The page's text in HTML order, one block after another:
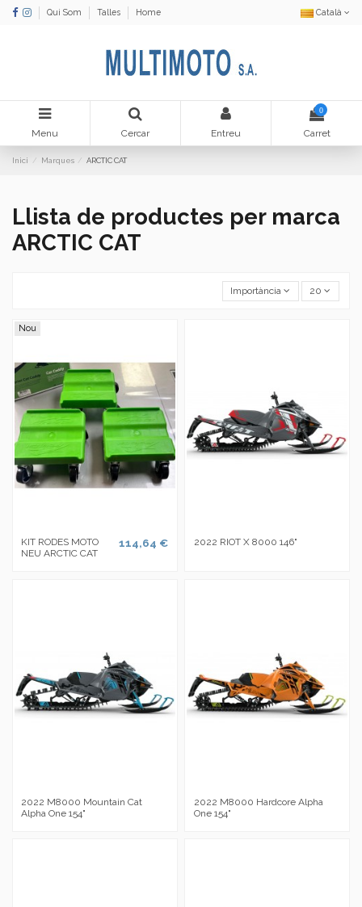
Qui Som Talles Home Català
Menu Cercar Entreu
0
Carret
Inici Marques ARCTIC CAT
Llista de productes per marca
ARCTIC CAT
Importància 20
Nou
KIT RODES MOTO
NEU ARCTIC CAT
114,64 € 2022 RIOT X 8000 146"
2022 M8000 Mountain Cat
Alpha One 154"
2022 M8000 Hardcore Alpha
One 154"